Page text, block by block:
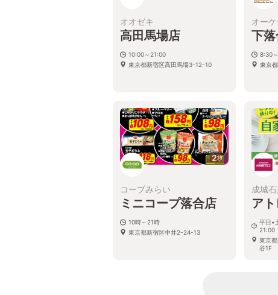
オオゼキ
高田馬場店
10:00～21:00
東京都新宿区高田馬場3-12-10
オー
下
8:30
東京
2枚
コープみらい
ミニコープ落合店
10時～21時
東京都新宿区中井2-24-13
成城
ア
平日•
21:00
東京
谷1F